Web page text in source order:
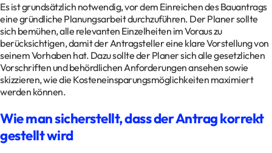
Es ist grundsätzlich notwendig, vor dem Einreichen des Bauantrags
eine gründliche Planungsarbeit durchzuführen. Der Planer sollte
sich bemühen, alle relevanten Einzelheiten im Voraus zu
berücksichtigen, damit der Antragsteller eine klare Vorstellung von
seinem Vorhaben hat. Dazu sollte der Planer sich alle gesetzlichen
Vorschriften und behördlichen Anforderungen ansehen sowie
skizzieren, wie die Kosteneinsparungsmöglichkeiten maximiert
werden können.
Wie man sicherstellt, dass der Antrag korrekt
gestellt wird